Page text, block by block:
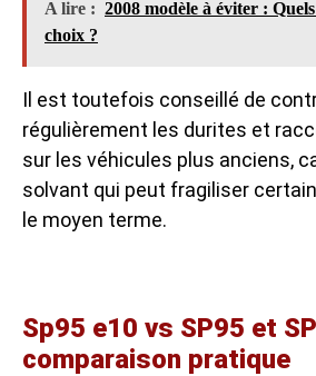
A lire : 2008 modèle à éviter :
choix ?
Il est toutefois conseillé de
régulièrement les durites et
sur les véhicules plus anciens,
solvant qui peut fragiliser
le moyen terme.
Sp95 e10 vs SP95 et
comparaison pratique